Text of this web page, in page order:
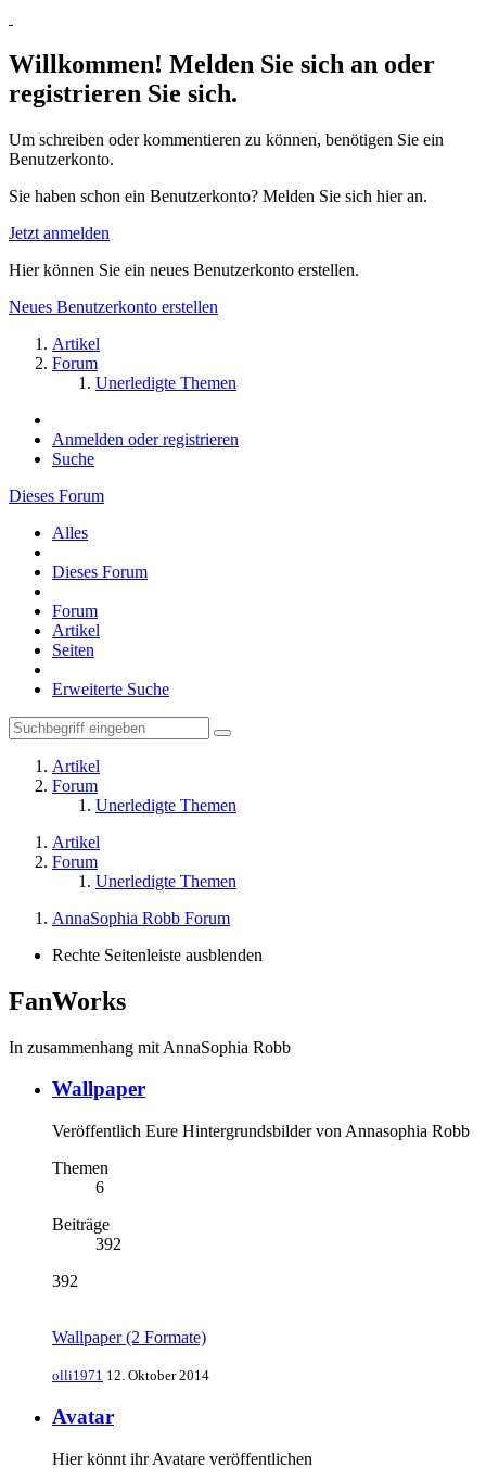
Willkommen! Melden Sie sich an oder
registrieren Sie sich.
Um schreiben oder kommentieren zu können, benötigen Sie ein
Benutzerkonto.
Sie haben schon ein Benutzerkonto? Melden Sie sich hier an.
Jetzt anmelden
Hier können Sie ein neues Benutzerkonto erstellen.
Neues Benutzerkonto erstellen
Artikel
Forum
Unerledigte Themen
Anmelden oder registrieren
Suche
Dieses Forum
Alles
Dieses Forum
Forum
Artikel
Seiten
Erweiterte Suche
Artikel
Forum
Unerledigte Themen
Artikel
Forum
Unerledigte Themen
AnnaSophia Robb Forum
Rechte Seitenleiste ausblenden
FanWorks
In zusammenhang mit AnnaSophia Robb
Wallpaper
Veröffentlich Eure Hintergrundsbilder von Annasophia Robb
Themen
6
Beiträge
392
392
Wallpaper (2 Formate)
olli1971 12. Oktober 2014
Avatar
Hier könnt ihr Avatare veröffentlichen